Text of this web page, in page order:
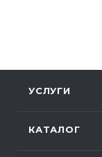
УСЛУГИ
КАТАЛОГ